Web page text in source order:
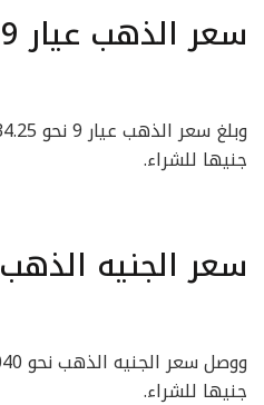
سعر الذهب عيار 9
جنيها للشراء.
سعر الجنيه الذهب
جنيها للشراء.